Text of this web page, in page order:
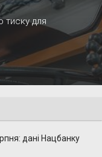
тиску для
дані Нацбанку